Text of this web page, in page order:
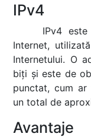
IPv4
IPv4
Internet,
Internetului. O
biți și este de
punctat, cum ar
un total de
Avantaje